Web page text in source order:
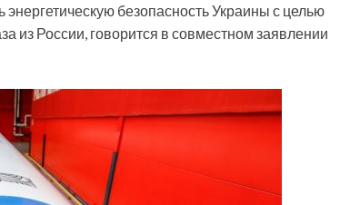
безопасность Украины с целью
из России, говорится в совместном заявлении